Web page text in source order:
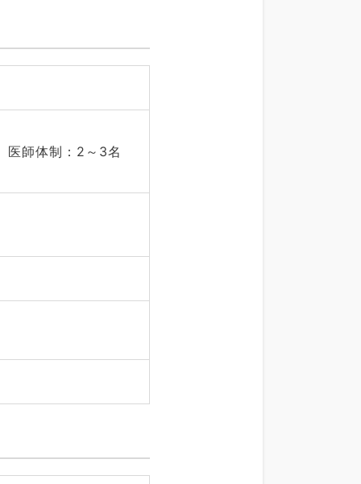
医師体制：2～3名